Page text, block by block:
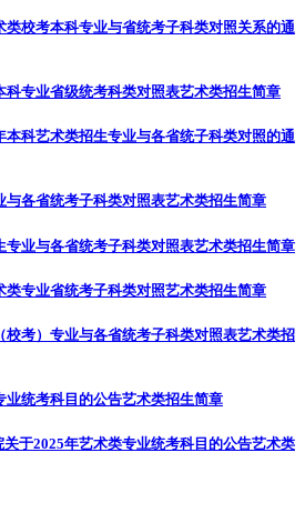
类校考本科专业与省统考子科类对照关系的通
科专业省级统考科类对照表艺术类招生简章
本科艺术类招生专业与各省统子科类对照的通
与各省统考子科类对照表艺术类招生简章
专业与各省统考子科类对照表艺术类招生简章
类专业省统考子科类对照艺术类招生简章
校考）专业与各省统考子科类对照表艺术类招
业统考科目的公告艺术类招生简章
于2025年艺术类专业统考科目的公告艺术类